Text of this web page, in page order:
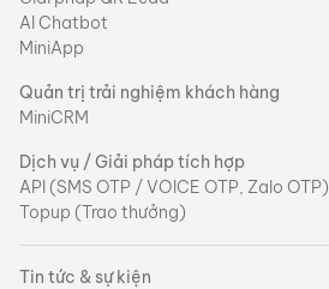
AI Chatbot
MiniApp
Quản trị trải nghiệm khách hàng
MiniCRM
Dịch vụ / Giải pháp tích hợp
API (SMS OTP / VOICE OTP, Zalo OTP)
Topup (Trao thưởng)
Tin tức & sự kiện